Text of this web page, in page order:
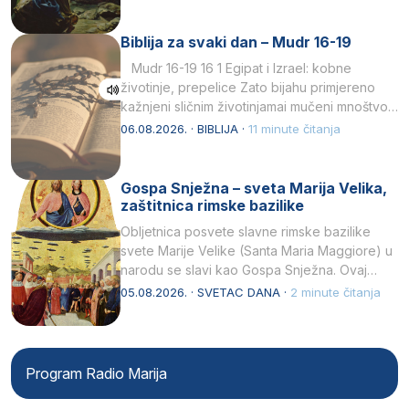
Biblija za svaki dan – Mudr 16-19
Mudr 16-19 16 1 Egipat i Izrael: kobne
životinje, prepelice Zato bijahu primjereno
kažnjeni sličnim životinjamai mučeni mnoštvom
kukaca.2 A narod…
06.08.2026. · BIBLIJA · 11 minute čitanja
Gospa Snježna – sveta Marija Velika,
zaštitnica rimske bazilike
Obljetnica posvete slavne rimske bazilike
svete Marije Velike (Santa Maria Maggiore) u
narodu se slavi kao Gospa Snježna. Ovaj
naziv, Sancta Maria…
05.08.2026. · SVETAC DANA · 2 minute čitanja
Program Radio Marija